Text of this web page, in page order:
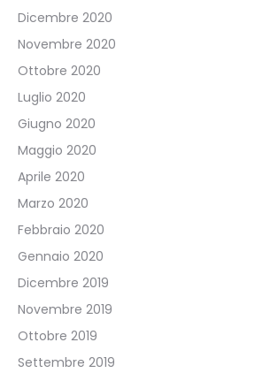
Dicembre 2020
Novembre 2020
Ottobre 2020
Luglio 2020
Giugno 2020
Maggio 2020
Aprile 2020
Marzo 2020
Febbraio 2020
Gennaio 2020
Dicembre 2019
Novembre 2019
Ottobre 2019
Settembre 2019